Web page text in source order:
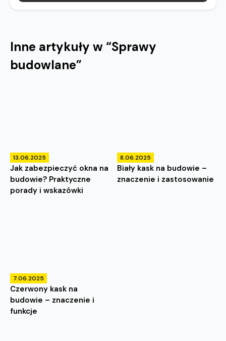
Inne artykuły w “Sprawy
budowlane”
13.06.2025
Jak zabezpieczyć okna na
budowie? Praktyczne
porady i wskazówki
8.06.2025
Biały kask na budowie –
znaczenie i zastosowanie
7.06.2025
Czerwony kask na
budowie – znaczenie i
funkcje